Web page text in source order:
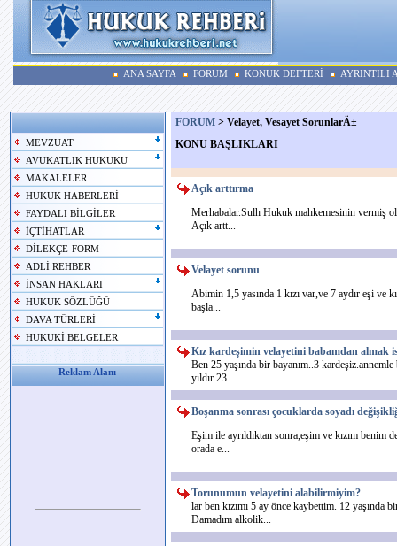
ANA SAYFA FORUM KONUK DEFTERİ AYRINTILI
MEVZUAT
AVUKATLIK HUKUKU
MAKALELER
HUKUK HABERLERİ
FAYDALI BİLGİLER
İÇTİHATLAR
DİLEKÇE-FORM
ADLİ REHBER
İNSAN HAKLARI
HUKUK SÖZLÜĞÜ
DAVA TÜRLERİ
HUKUKİ BELGELER
Reklam Alanı
FORUM > Velayet, Vesayet SorunlarÄ±
KONU BAŞLIKLARI
Açık arttırma
Merhabalar.Sulh Hukuk mahkemesinin vermiş
Açık artt...
Velayet sorunu
Abimin 1,5 yasında 1 kızı var,ve 7 aydır eşi ve
başla...
Kız kardeşimin velayetini babamdan almak
Ben 25 yaşında bir bayanım..3
yıldır 23 ...
Boşanma sonrası çocuklarda soyadı
Eşim ile ayrıldıktan sonra,eşim ve kızım benim
orada e...
Torunumun velayetini alabilirmiyim?
lar ben kızımı 5 ay önce kaybettim. 12 yaşında
Damadım alkolik...